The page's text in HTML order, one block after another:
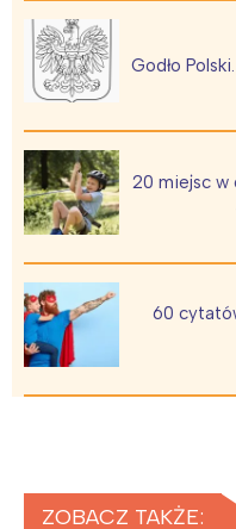
Godło
20 miejsc w
60
ZOBACZ TAKŻE: